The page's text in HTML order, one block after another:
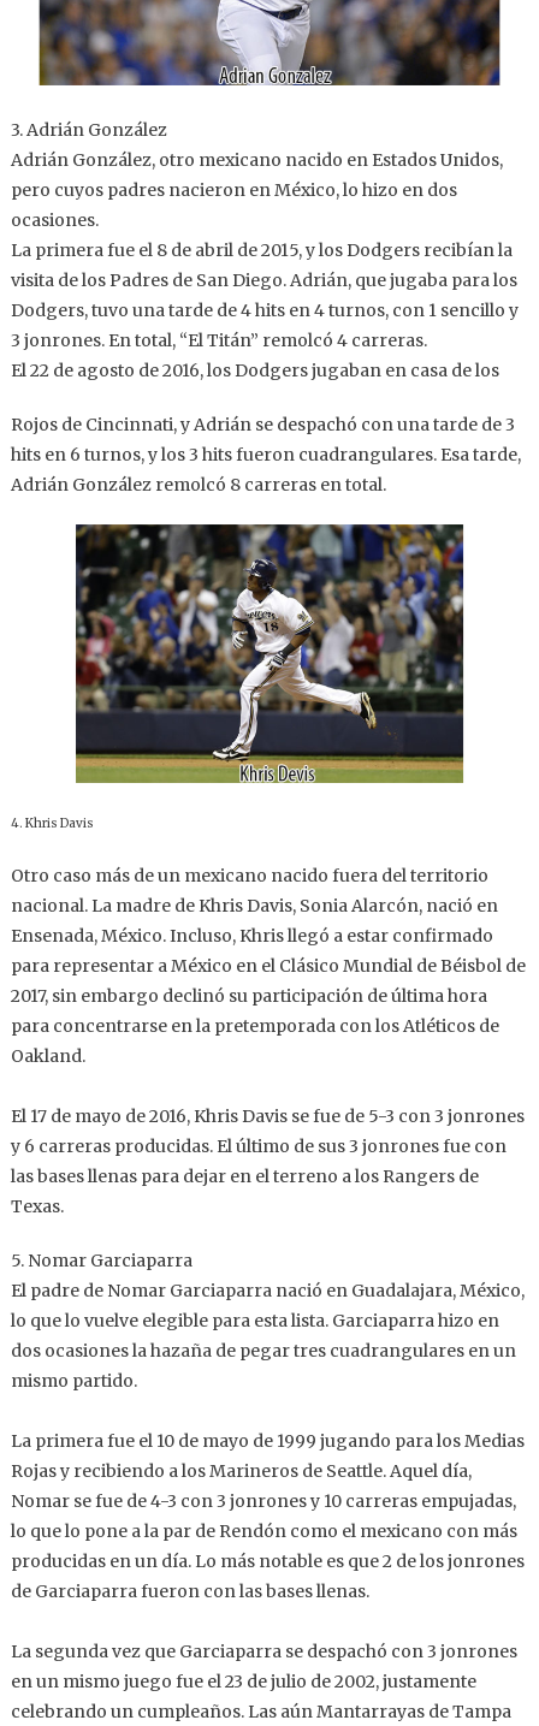
3. Adrián González
Adrián González, otro mexicano nacido en Estados Unidos,
pero cuyos padres nacieron en México, lo hizo en dos
ocasiones.
La primera fue el 8 de abril de 2015, y los Dodgers recibían la
visita de los Padres de San Diego. Adrián, que jugaba para los
Dodgers, tuvo una tarde de 4 hits en 4 turnos, con 1 sencillo y
3 jonrones. En total, “El Titán” remolcó 4 carreras.
El 22 de agosto de 2016, los Dodgers jugaban en casa de los
Rojos de Cincinnati, y Adrián se despachó con una tarde de 3
hits en 6 turnos, y los 3 hits fueron cuadrangulares. Esa tarde,
Adrián González remolcó 8 carreras en total.
4. Khris Davis
Otro caso más de un mexicano nacido fuera del territorio
nacional. La madre de Khris Davis, Sonia Alarcón, nació en
Ensenada, México. Incluso, Khris llegó a estar confirmado
para representar a México en el Clásico Mundial de Béisbol de
2017, sin embargo declinó su participación de última hora
para concentrarse en la pretemporada con los Atléticos de
Oakland.
El 17 de mayo de 2016, Khris Davis se fue de 5-3 con 3 jonrones
y 6 carreras producidas. El último de sus 3 jonrones fue con
las bases llenas para dejar en el terreno a los Rangers de
Texas.
5. Nomar Garciaparra
El padre de Nomar Garciaparra nació en Guadalajara, México,
lo que lo vuelve elegible para esta lista. Garciaparra hizo en
dos ocasiones la hazaña de pegar tres cuadrangulares en un
mismo partido.
La primera fue el 10 de mayo de 1999 jugando para los Medias
Rojas y recibiendo a los Marineros de Seattle. Aquel día,
Nomar se fue de 4-3 con 3 jonrones y 10 carreras empujadas,
lo que lo pone a la par de Rendón como el mexicano con más
producidas en un día. Lo más notable es que 2 de los jonrones
de Garciaparra fueron con las bases llenas.
La segunda vez que Garciaparra se despachó con 3 jonrones
en un mismo juego fue el 23 de julio de 2002, justamente
celebrando un cumpleaños. Las aún Mantarrayas de Tampa